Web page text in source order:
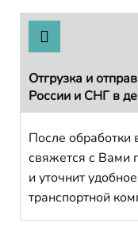
Отгрузка и
России и СНГ в
После
свяжется с Вами
и уточнит
транспортной